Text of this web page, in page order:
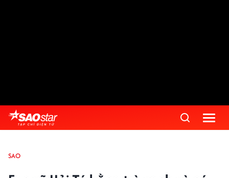
SAO